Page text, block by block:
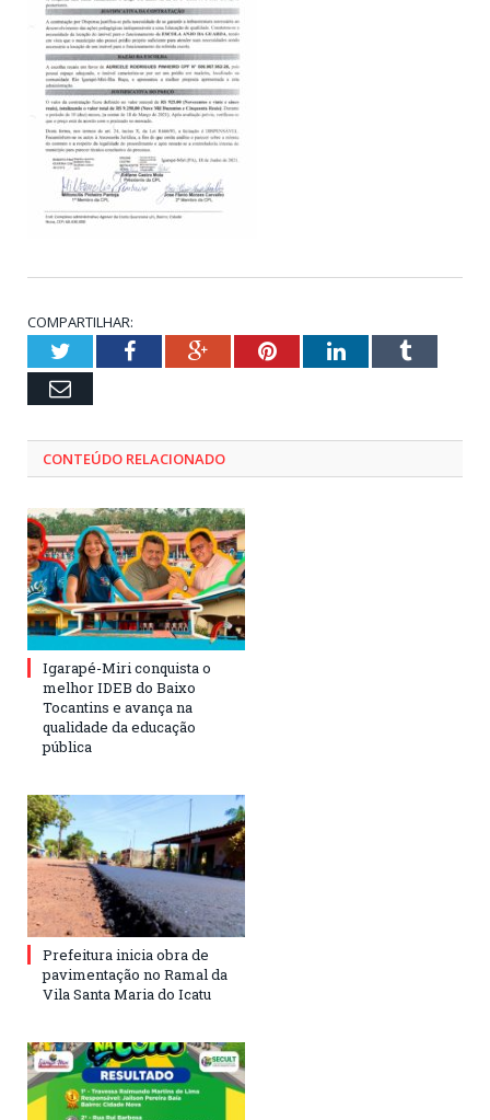
COMPARTILHAR:
TwitterFacebookGoogle+PinterestLinkedInTumblr
Email
CONTEÚDO RELACIONADO
Igarapé-Miri conquista o
melhor IDEB do Baixo
Tocantins e avança na
qualidade da educação
pública
Prefeitura inicia obra de
pavimentação no Ramal da
Vila Santa Maria do Icatu